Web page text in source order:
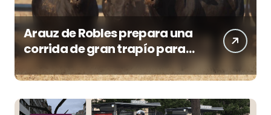
Arauz de Robles prepara una
corrida de gran trapío para
la despedida de Víctor Puerto
en Ciudad Real (Vídeo)